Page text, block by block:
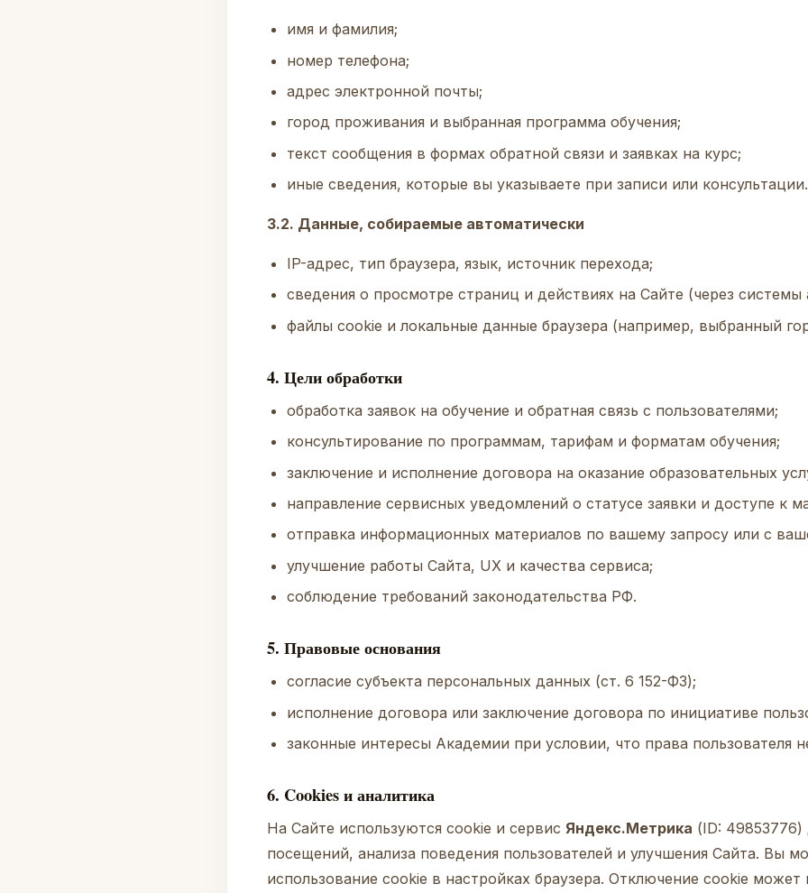
имя и фамилия;
номер телефона;
адрес электронной почты;
город проживания и выбранная программа обучения;
текст сообщения в формах обратной связи и заявках на курс;
иные сведения, которые вы указываете при записи или консультации.
3.2. Данные, собираемые автоматически
IP-адрес, тип браузера, язык, источник перехода;
сведения о просмотре страниц и действиях на Сайте (через системы
файлы cookie и локальные данные браузера (например, выбранный
4. Цели обработки
обработка заявок на обучение и обратная связь с пользователями;
консультирование по программам, тарифам и форматам обучения;
заключение и исполнение договора на оказание образовательных
направление сервисных уведомлений о статусе заявки и доступе к
отправка информационных материалов по вашему запросу или с
улучшение работы Сайта, UX и качества сервиса;
соблюдение требований законодательства РФ.
5. Правовые основания
согласие субъекта персональных данных (ст. 6 152-ФЗ);
исполнение договора или заключение договора по инициативе
законные интересы Академии при условии, что права пользователя
6. Cookies и аналитика
На Сайте используются cookie и сервис Яндекс.Метрика (ID: 49853776)
посещений, анализа поведения пользователей и улучшения Сайта. Вы
использование cookie в настройках браузера. Отключение cookie может